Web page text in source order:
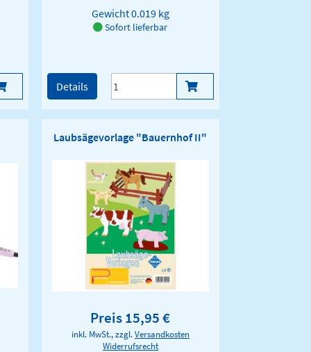
Gewicht0.019 kg
Sofort lieferbar
Details
Laubsägevorlage "Bauernhof II"
Preis 15,95 €
inkl. MwSt., zzgl.Versandkosten
Widerrufsrecht